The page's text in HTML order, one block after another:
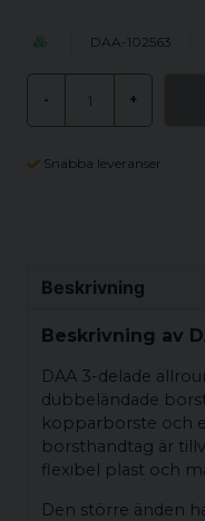
DAA-102563
- +
Snabba leveranser
Beskrivning
Beskrivning av
DAA 3-delade
dubbeländade
kopparborste och
borsthandtag är
flexibel plast och
Den större änden